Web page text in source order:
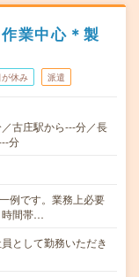
業中心＊製
が休み 派遣
古庄駅から---分／長
分
例です。業務上必要
時間帯…
として勤務いただき